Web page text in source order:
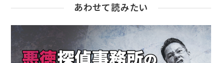
あわせて読みたい